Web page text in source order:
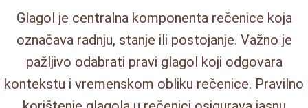
Glagol je centralna komponenta rečenice koja
označava radnju, stanje ili postojanje. Važno je
pažljivo odabrati pravi glagol koji odgovara
kontekstu i vremenskom obliku rečenice. Pravilno